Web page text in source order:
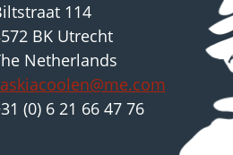
114
BK Utrecht
Netherlands
(0) 6 21 66 47 76